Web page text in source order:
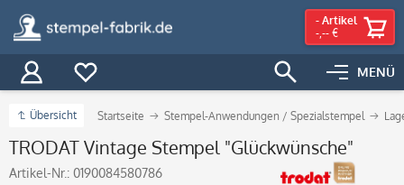
MENÜ
- Artikel
-,-- €
Übersicht Startseite Stempel-Anwendungen / Spezialstempel
TRODAT Vintage Stempel "Glückwünsche"
Artikel-Nr.: 0190084580786